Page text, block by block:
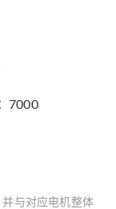
7000
与对应电机整体